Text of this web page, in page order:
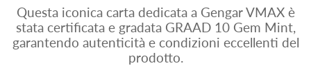
Questa iconica carta dedicata a Gengar VMAX è
stata certificata e gradata GRAAD 10 Gem Mint,
garantendo autenticità e condizioni eccellenti del
prodotto.